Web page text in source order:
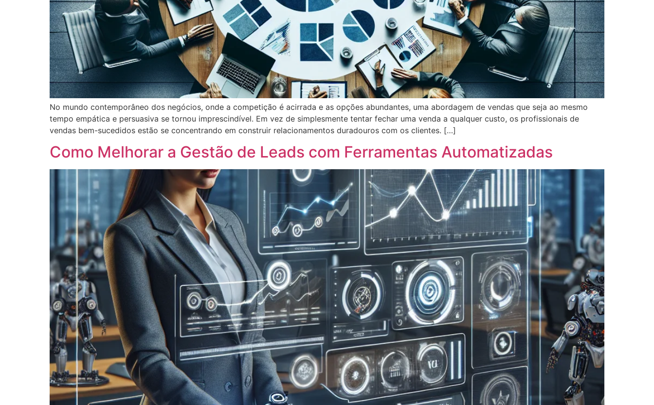
No mundo contemporâneo dos negócios, onde a competição é acirrada e as opções abundantes, uma abordagem de vendas que seja ao mesmo
tempo empática e persuasiva se tornou imprescindível. Em vez de simplesmente tentar fechar uma venda a qualquer custo, os profissionais de
vendas bem-sucedidos estão se concentrando em construir relacionamentos duradouros com os clientes. […]
Como Melhorar a Gestão de Leads com Ferramentas Automatizadas